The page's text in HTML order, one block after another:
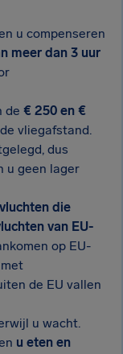
u compenseren
meer dan 3 uur
de € 250 en €
vliegafstand.
dus
u geen lager
die
van EU-
op EU-
de EU vallen
u wacht.
u eten en